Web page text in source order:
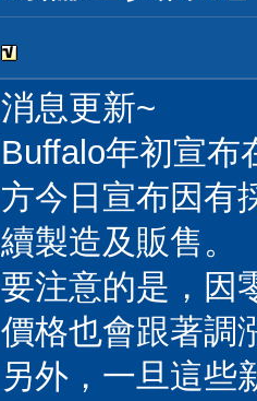
消息更新~
Buffalo年初宣布
方今日宣布因有
續製造及販售。
要注意的是，因
價格也會跟著調
另外，一旦這些